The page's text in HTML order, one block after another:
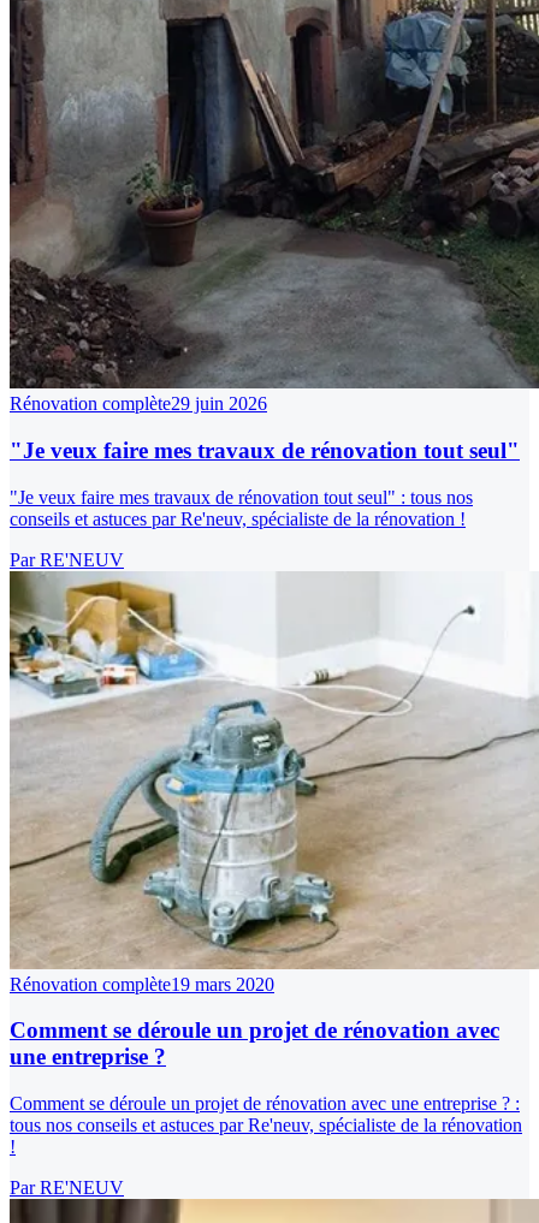
Rénovation complète29 juin 2026
"Je veux faire mes travaux de rénovation tout seul"
"Je veux faire mes travaux de rénovation tout seul" : tous nos
conseils et astuces par Re'neuv, spécialiste de la rénovation !
ParRE'NEUV
Rénovation complète19 mars 2020
Comment se déroule un projet de rénovation avec
une entreprise ?
Comment se déroule un projet de rénovation avec une entreprise ? :
tous nos conseils et astuces par Re'neuv, spécialiste de la rénovation
!
ParRE'NEUV